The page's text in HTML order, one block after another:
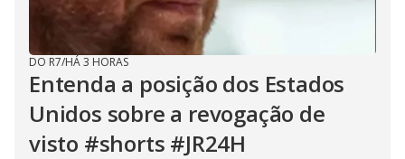
DO R7/HÁ 3 HORAS
Entenda a posição dos Estados
Unidos sobre a revogação de
visto #shorts #JR24H